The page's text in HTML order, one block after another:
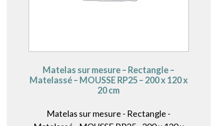
Matelas sur mesure – Rectangle –
Matelassé – MOUSSE RP25 – 200 x 120 x
20 cm
Matelas sur mesure - Rectangle -